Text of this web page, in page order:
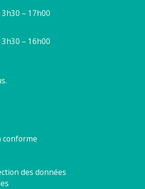
– 17h00
– 16h00
conforme
des données